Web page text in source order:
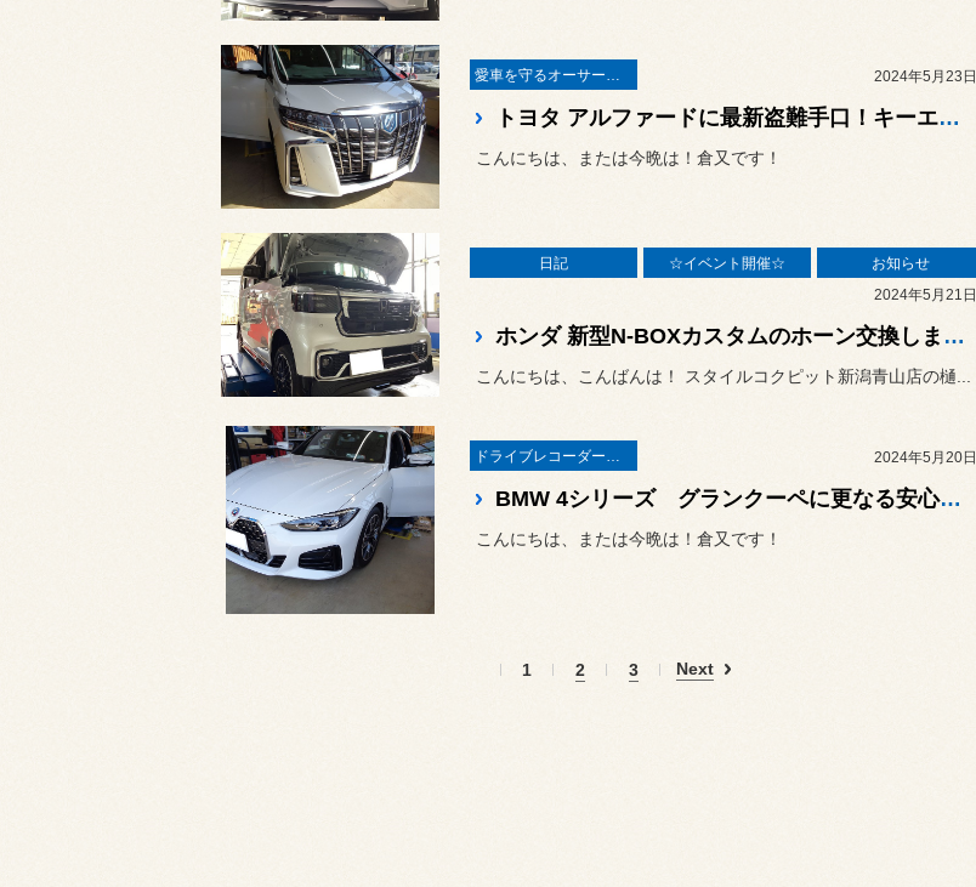
2024年5月23日
トヨタ アルファードに最新盗難手口！キーエミュレーターまたリレーアタックやCANインベーダーから愛車を守るデジタルセキュリティー AUTHOR ALARM取付！
こんにちは、または今晩は！倉又です！
日記 ☆イベント開催☆
お知らせ
2024年5月21日
ホンダ 新型N-BOXカスタムのホーン交換しました！ 5月22日(水)は、定休日となります。☆☆イベント開催☆☆ 5/18から初夏の『コクピットカスタマイズフェア』開催中 〜レカロフェア・足回りフェア・ホイールフェア〜
こんにちは、こんばんは！ スタイルコクピット新潟青山店の樋...
2024年5月20日
BMW 4シリーズ グランクーペに更なる安心安全の為ドライブレコーダー取付！☆☆イベント開催中☆☆ 初夏の『コクピットカスタマイズフェア』 〜レカロフェア・足回りフェア・ホイールフェア〜
こんにちは、または今晩は！倉又です！
1 2 3 Next